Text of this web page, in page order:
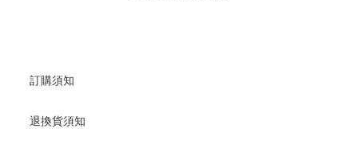
訂購須知
退換貨須知